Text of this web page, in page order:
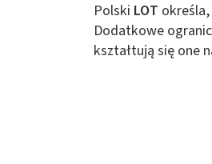
Polski LOT
Dodatkowe
kształtują się one